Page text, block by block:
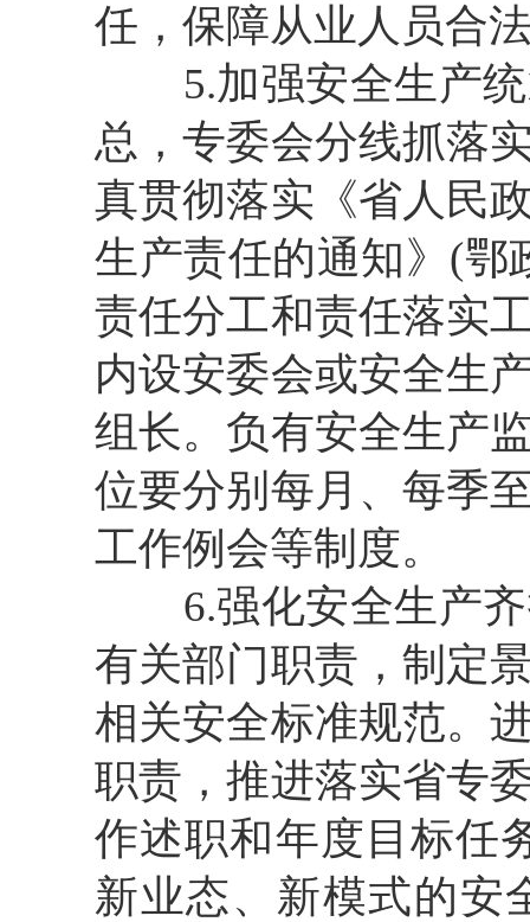
任，保障从业人员合
5.加强安全生产
总，专委会分线抓落
真贯彻落实《省人民
生产责任的通知》(鄂
责任分工和责任落实
内设安委会或安全生
组长。负有安全生产
位要分别每月、每季
工作例会等制度。
6.强化安全生产
有关部门职责，制定
相关安全标准规范。
职责，推进落实省专
作述职和年度目标任
新业态、新模式的安